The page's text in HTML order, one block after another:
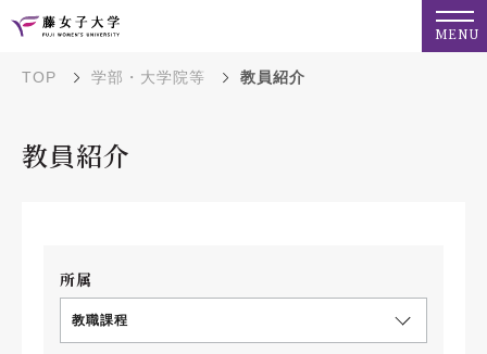
MENU
TOP 学部・大学院等 教員紹介
教員紹介
所属
教職課程